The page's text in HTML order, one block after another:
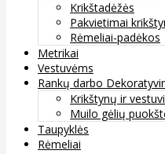
Krikštadėžės
Pakvietimai
Rėmeliai-padėkos
Metrikai
Vestuvėms
Rankų darbo
Krikštynų ir
Muilo gėlių
Taupyklės
Rėmeliai